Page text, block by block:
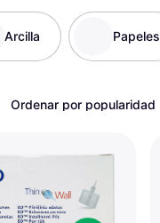
categorías
Arcilla Papeles
Ordenar por popularidad